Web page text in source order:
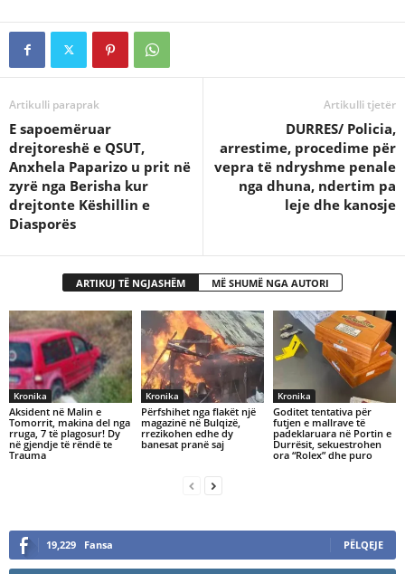
Artikulli paraprak
E sapoemëruar
drejtoreshë e QSUT,
Anxhela Paparizo u prit në
zyrë nga Berisha kur
drejtonte Këshillin e
Diasporës
Artikulli tjetër
DURRES/ Policia,
arrestime, procedime për
vepra të ndryshme penale
nga dhuna, ndertim pa
leje dhe kanosje
ARTIKUJ TË NGJASHËM MË SHUMË NGA AUTORI
Kronika
Aksident në Malin e
Tomorrit, makina del nga
rruga, 7 të plagosur! Dy
në gjendje të rëndë te
Trauma
Kronika
Përfshihet nga flakët një
magazinë në Bulqizë,
rrezikohen edhe dy
banesat pranë saj
Kronika
Goditet tentativa për
futjen e mallrave të
padeklaruara në Portin e
Durrësit, sekuestrohen
ora “Rolex” dhe puro
19,229 Fansa PËLQEJE